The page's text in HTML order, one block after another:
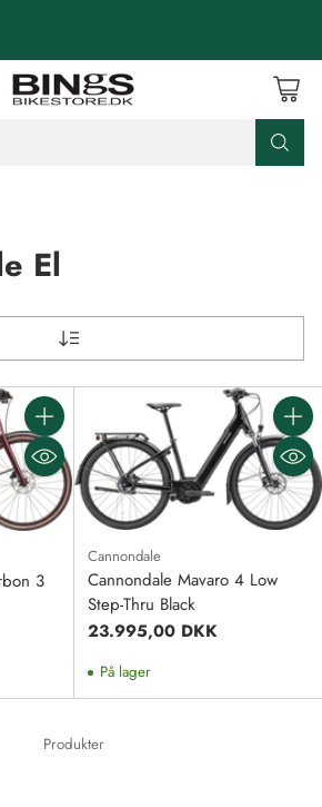
El
Antal
3
Antal
Cannondale
Cannondale Mavaro 4 Low
Step-Thru Black
23.995,00 DKK
På lager
Produkter